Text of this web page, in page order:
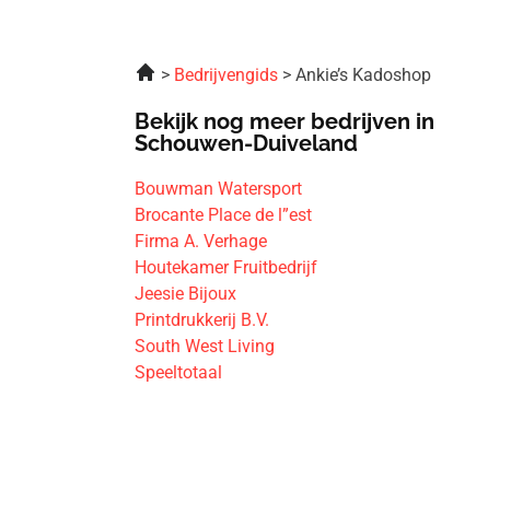
Bedrijvengids Ankie’s Kadoshop
Bekijk nog meer bedrijven in
Schouwen-Duiveland
Bouwman Watersport
Brocante Place de l”est
Firma A. Verhage
Houtekamer Fruitbedrijf
Jeesie Bijoux
Printdrukkerij B.V.
South West Living
Speeltotaal